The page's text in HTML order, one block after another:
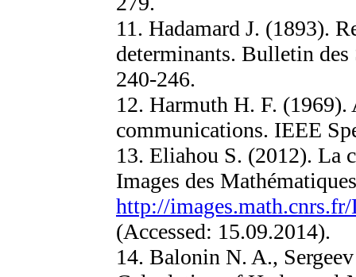
11. Hadamard J. (1893).
determinants. Bulletin
240-246.
12. Harmuth H. F.
communications. IEEE
13. Eliahou S. (2012). La
Images des
http://
(Accessed: 15.09.2014).
14. Balonin N. A.,